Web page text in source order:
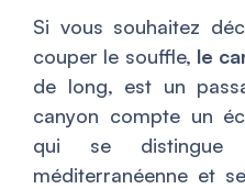
Si vous souhaitez
couper le souffle, le
de long, est un
canyon compte un
qui se distingue
méditerranéenne et